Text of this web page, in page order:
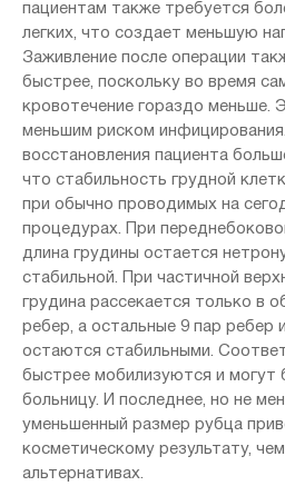
пациентам также требуется
легких, что создает меньшую
Заживление после операции
быстрее, поскольку во время
кровотечение гораздо меньше.
меньшим риском
восстановления пациента
что стабильность грудной
при обычно проводимых на
процедурах. При
длина грудины остается
стабильной. При частичной
грудина рассекается только в
ребер, а остальные 9 пар ребер
остаются стабильными.
быстрее мобилизуются и могут
больницу. И последнее, но не
уменьшенный размер рубца
косметическому результату,
альтернативах.